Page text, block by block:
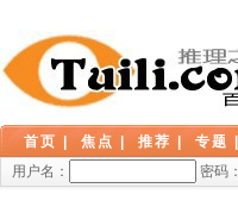
首页 焦点 推荐 专题
用户名：
密码：